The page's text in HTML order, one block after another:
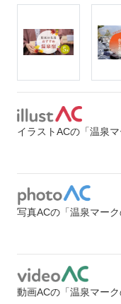
イラストACの「温泉
写真ACの「温泉マー
動画ACの「温泉マー